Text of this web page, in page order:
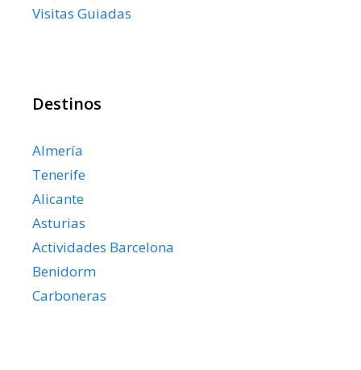
Visitas Guiadas
Destinos
Almería
Tenerife
Alicante
Asturias
Actividades Barcelona
Benidorm
Carboneras